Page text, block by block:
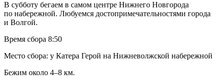
В субботу бегаем в самом центре Нижнего Новгорода
по набережной. Любуемся достопримечательностями города
и Волгой.
Время сбора 8:50
Место сбора: у Катера Герой на Нижневолжской набережной
Бежим около 4–8 км.